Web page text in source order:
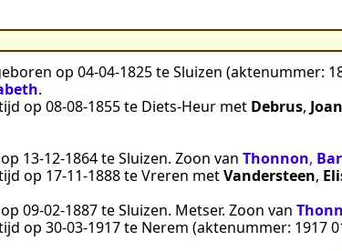
op 04‑04‑1825teSluizen (aktenummer:
.
op 08‑08‑1855te Diets-Heur met Debrus,
13‑12‑1864teSluizen. Zoon van Thonnon,
op 17‑11‑1888teVreren metVandersteen,
09‑02‑1887teSluizen. Metser. Zoon van
op 30‑03‑1917te Nerem (aktenummer: 1917